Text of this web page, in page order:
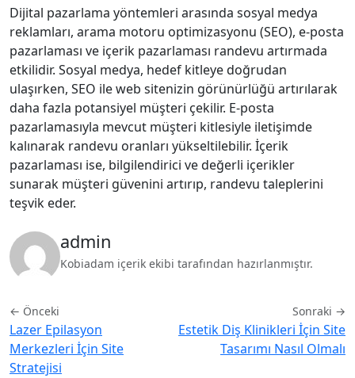
Dijital pazarlama yöntemleri arasında sosyal medya
reklamları, arama motoru optimizasyonu (SEO), e-posta
pazarlaması ve içerik pazarlaması randevu artırmada
etkilidir. Sosyal medya, hedef kitleye doğrudan
ulaşırken, SEO ile web sitenizin görünürlüğü artırılarak
daha fazla potansiyel müşteri çekilir. E-posta
pazarlamasıyla mevcut müşteri kitlesiyle iletişimde
kalınarak randevu oranları yükseltilebilir. İçerik
pazarlaması ise, bilgilendirici ve değerli içerikler
sunarak müşteri güvenini artırıp, randevu taleplerini
teşvik eder.
admin
Kobiadam içerik ekibi tarafından hazırlanmıştır.
← Önceki
Lazer Epilasyon
Merkezleri İçin Site
Stratejisi
Sonraki →
Estetik Diş Klinikleri İçin Site
Tasarımı Nasıl Olmalı